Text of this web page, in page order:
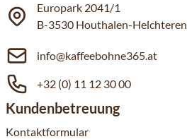
Europark 2041/1
B-3530 Houthalen-Helchteren
info@kaffeebohne365.at
+32 (0) 11 12 30 00
Kundenbetreuung
Kontaktformular